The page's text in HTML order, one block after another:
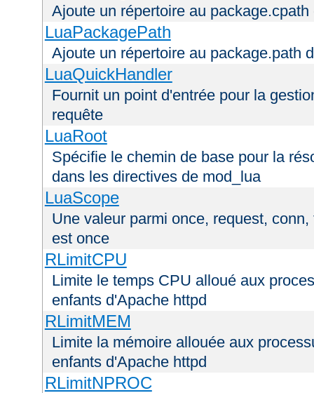
Ajoute un répertoire au package.cpath
LuaPackagePath
Ajoute un répertoire au package.path
LuaQuickHandler
Fournit un point d'entrée pour la
requête
LuaRoot
Spécifie le chemin de base pour la
dans les directives de mod_lua
LuaScope
Une valeur parmi once, request,
est once
RLimitCPU
Limite le temps CPU alloué aux
enfants d'Apache httpd
RLimitMEM
Limite la mémoire allouée aux
enfants d'Apache httpd
RLimitNPROC